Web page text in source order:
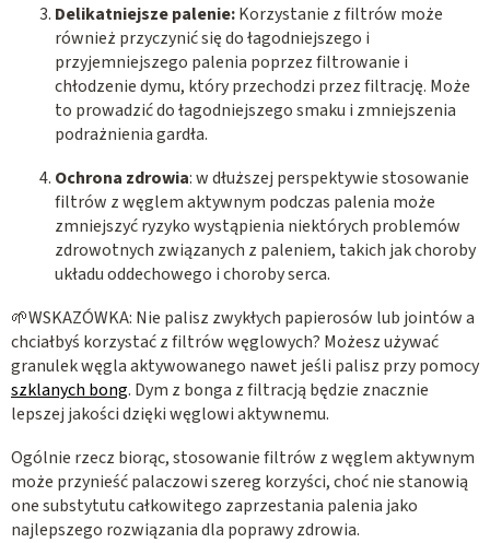
Delikatniejsze palenie:Korzystanie z filtrów może
również przyczynić się do łagodniejszego i
przyjemniejszego palenia poprzez filtrowanie i
chłodzenie dymu, który przechodzi przez filtrację. Może
to prowadzić do łagodniejszego smaku i zmniejszenia
podrażnienia gardła.
Ochrona zdrowia: w dłuższej perspektywie stosowanie
filtrów z węglem aktywnym podczas palenia może
zmniejszyć ryzyko wystąpienia niektórych problemów
zdrowotnych związanych z paleniem, takich jak choroby
układu oddechowego i choroby serca.
🌱WSKAZÓWKA: Nie palisz zwykłych papierosów lub jointów a
chciałbyś korzystać z filtrów węglowych? Możesz używać
granulek węgla aktywowanego nawet jeśli palisz przy pomocy
szklanych bong. Dym z bonga z filtracją będzie znacznie
lepszej jakości dzięki węglowi aktywnemu.
Ogólnie rzecz biorąc, stosowanie filtrów z węglem aktywnym
może przynieść palaczowi szereg korzyści, choć nie stanowią
one substytutu całkowitego zaprzestania palenia jako
najlepszego rozwiązania dla poprawy zdrowia.